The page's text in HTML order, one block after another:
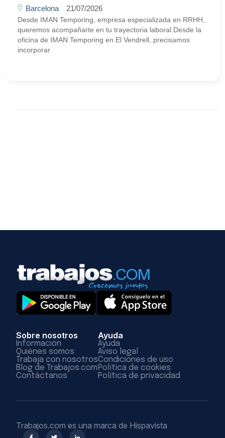
Barcelona 21/07/2026
Desde IMAN Temporing, empresa especializada en RRHH,
queremos acompañarte en tu trayectoria laboral.Desde la
oficina de IMAN Temporing en El Vendrell, precisamos
incorporar
Sobre nosotros
Información
Quiénes somos
Trabaja con nosotros
Blog de Trabajos.com
Contáctanos
Ayuda
Ayuda
Aviso legal
Condiciones de uso
Política de cookies
Política de privacidad
Trabajos.com es una marca de Hispavista